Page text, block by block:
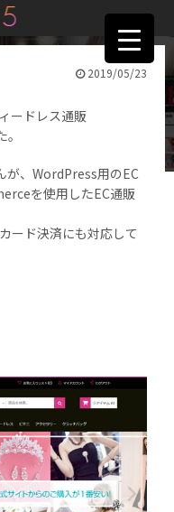
2019/05/23
ードレス通販
が、WordPress用のEC
を使用したEC通販
ード決済にも対応して